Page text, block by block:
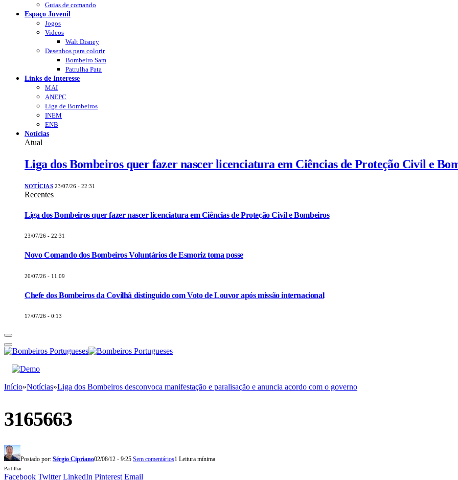
Guias de comando
Espaço Juvenil
Jogos
Videos
Walt Disney
Desenhos para colorir
Bombeiro Sam
Patrulha Pata
Links de Interesse
MAI
ANEPC
Liga de Bombeiros
INEM
ENB
Notícias
Atual
Liga dos Bombeiros quer fazer nascer licenciatura em Ciências de Proteção Civil e
NOTÍCIAS 23/07/26 - 22:31
Recentes
Liga dos Bombeiros quer fazer nascer licenciatura em Ciências de Proteção Civil e Bombeiros
23/07/26 - 22:31
Novo Comando dos Bombeiros Voluntários de Esmoriz toma posse
20/07/26 - 11:09
Chefe dos Bombeiros da Covilhã distinguido com Voto de Louvor após missão internacional
17/07/26 - 0:13
Início»Notícias»Liga dos Bombeiros desconvoca manifestação e paralisação e anuncia acordo com o governo
3165663
Postado por: Sérgio Cipriano02/08/12 - 9:25 Sem comentários1 Leitura mínima
Partilhar
Facebook Twitter LinkedIn Pinterest Email